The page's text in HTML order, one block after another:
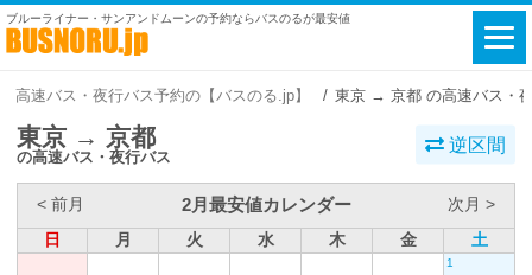
ブルーライナー・サンアンドムーンの予約ならバスのるが最安値
高速バス・夜行バス予約の【バスのる.jp】 東京 → 京都 の高速バス・
東京 → 京都
の高速バス・夜行バス
逆区間
< 前月 2月最安値カレンダー
次月 >
日
月 火 水 木 金 土
1